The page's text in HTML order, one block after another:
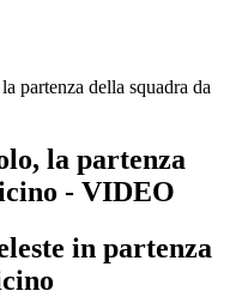
partenza della squadra da
la partenza
- VIDEO
in partenza